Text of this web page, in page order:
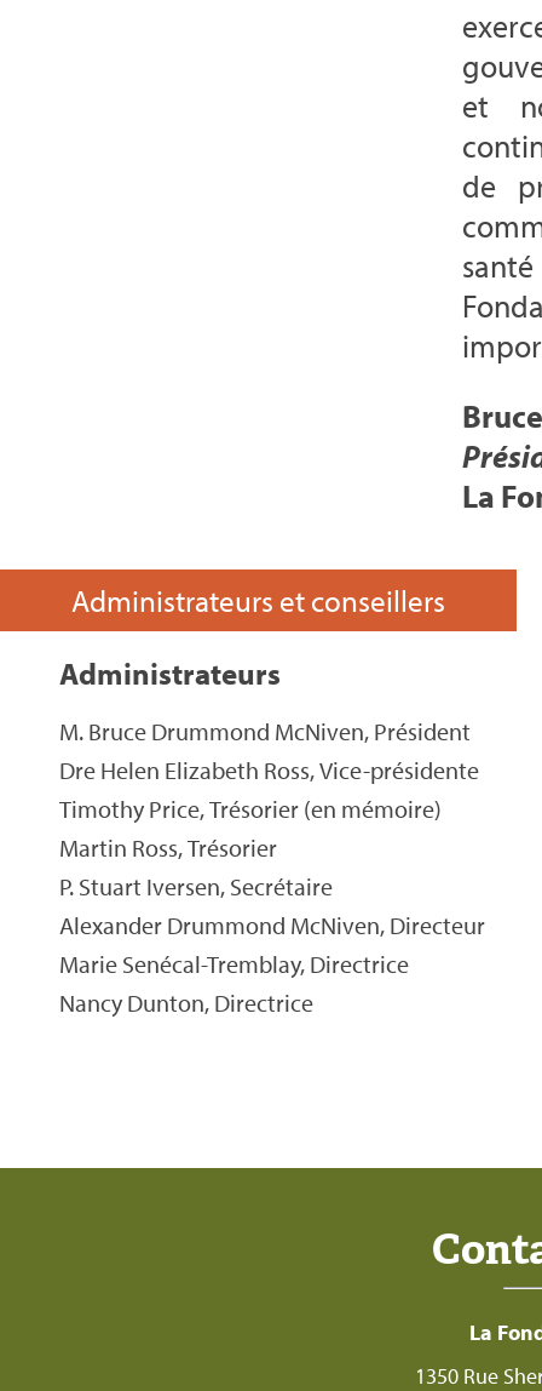
et
de
La
Administrateurs et conseillers
Administrateurs
M. Bruce Drummond McNiven, Président
Dre Helen Elizabeth Ross, Vice-présidente
Timothy Price, Trésorier (en mémoire)
Martin Ross, Trésorier
P. Stuart Iversen, Secrétaire
Alexander Drummond McNiven, Directeur
Marie Senécal-Tremblay, Directrice
Nancy Dunton, Directrice
La
1350 Rue